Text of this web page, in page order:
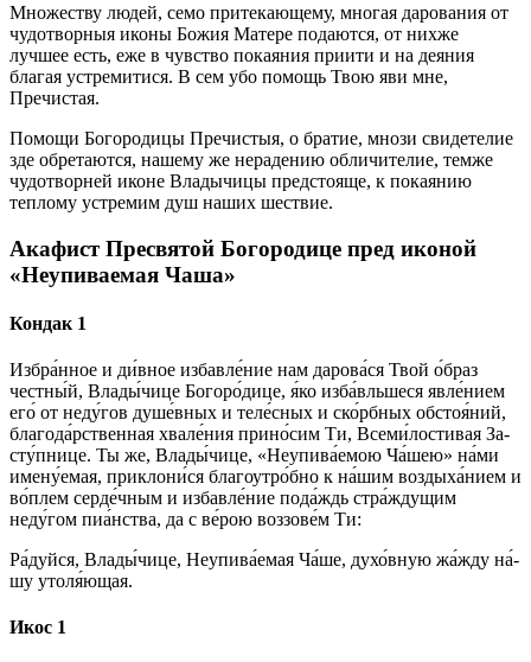
Множеству людей, семо притекающему, многая дарования от
чудотворныя иконы Божия Матере подаются, от нихже
лучшее есть, еже в чувство покаяния приити и на деяния
благая устремитися. В сем убо помощь Твою яви мне,
Пречистая.
Помощи Богородицы Пречистыя, о братие, мнози свидетелие
зде обретаются, нашему же нерадению обличителие, темже
чудотворней иконе Владычицы предстояще, к покаянию
теплому устремим душ наших шествие.
Акафист Пресвятой Богородице пред иконой
«Неупиваемая Чаша»
Кондак 1
Избра́нное и ди́в­ное из­бав­ле́­ние нам да­ро­ва́­ся Твой о́б­раз
чест­ны́й, Вла­ды́­чи­це Бо­го­ро́­ди­це, я́ко из­ба́вль­ше­ся яв­ле́­ни­ем
его́ от не­ду́­гов ду­ше́в­ных и те­ле́с­ных и ско́рб­ных об­стоя́­ний,
бла­го­да́р­ствен­ная хвале́ния при­но́­сим Ти, Все­ми́­лос­ти­вая За­
сту́п­ни­це. Ты же, Вла­ды́­чи­це, «Неупива́емою Ча́шею» на́­ми
имену́емая, приклони́ся бла­го­утро́б­но к на́­шим воздыха́нием и
во́плем серде́чным и из­бав­ле́­ние по­да́ждь стра́­жду­щим
неду́гом пиа́нства, да с ве́­рою воззове́м Ти:
Ра́­дуй­ся, Вла­ды́­чи­це, Неупива́емая Ча́ше, духо́вную жа́жду на́­
шу утоля́ющая.
Икос 1